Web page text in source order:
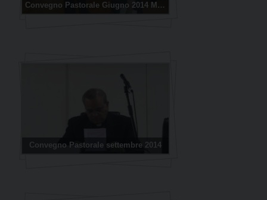
Convegno Pastorale Giugno 2014 Montenegro
Convegno Pastorale settembre 2014